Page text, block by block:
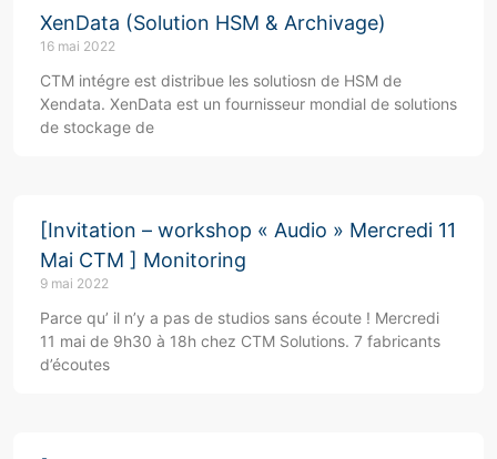
XenData (Solution HSM & Archivage)
16 mai 2022
CTM intégre est distribue les solutiosn de HSM de
Xendata. XenData est un fournisseur mondial de solutions
de stockage de
[Invitation – workshop « Audio » Mercredi 11
Mai CTM ] Monitoring
9 mai 2022
Parce qu’ il n’y a pas de studios sans écoute ! Mercredi
11 mai de 9h30 à 18h chez CTM Solutions. 7 fabricants
d’écoutes